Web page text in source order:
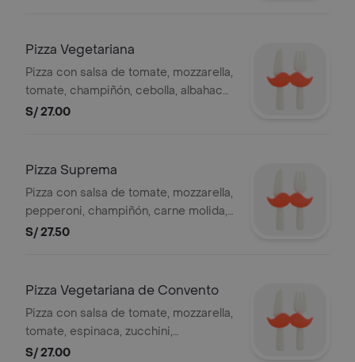
Pizza Vegetariana
Pizza con salsa de tomate, mozzarella,
tomate, champiñón, cebolla, albahaca,
aceitunas, pimiento, 4 slices
S/ 27.00
Pizza Suprema
Pizza con salsa de tomate, mozzarella,
pepperoni, champiñón, carne molida,
aceitunas, pimiento, 4 slices
S/ 27.50
Pizza Vegetariana de Convento
Pizza con salsa de tomate, mozzarella,
tomate, espinaca, zucchini,
champiñón, cebolla, aceitunas,
S/ 27.00